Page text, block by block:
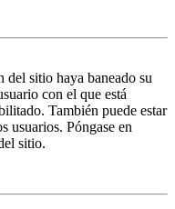
sitio haya baneado su
con el que está
También puede estar
usuarios. Póngase en
sitio.